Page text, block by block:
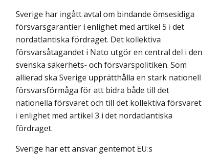
Sverige har ingått avtal om bindande ömsesidiga
försvarsgarantier i enlighet med artikel 5 i det
nordatlantiska fördraget. Det kollektiva
försvarsåtagandet i Nato utgör en central del i den
svenska säkerhets- och försvarspolitiken. Som
allierad ska Sverige upprätthålla en stark nationell
försvarsförmåga för att bidra både till det
nationella försvaret och till det kollektiva försvaret
i enlighet med artikel 3 i det nordatlantiska
fördraget.
Sverige har ett ansvar gentemot EU:s